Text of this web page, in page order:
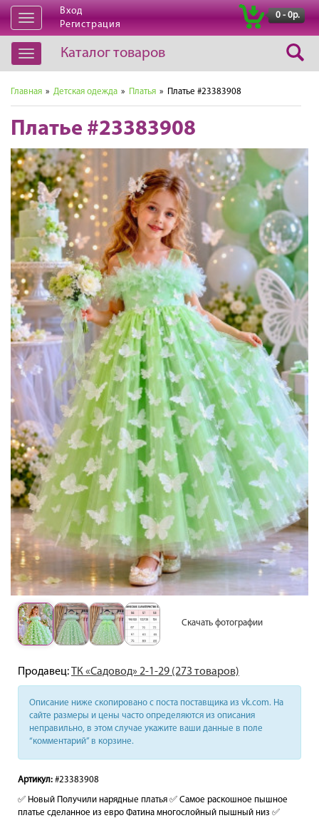
Открыть
навигацию
Вход
Регистрация
0 - 0р.
Открыть
навигацию
Каталог товаров
Главная » Детская одежда » Платья » Платье #23383908
Платье #23383908
Скачать фотографии
Продавец:ТК «Садовод» 2-1-29 (273 товаров)
Описание ниже скопировано с поста поставщика из vk.com. На
сайте размеры и цены часто определяются из описания
неправильно, в этом случае укажите ваши данные в поле
“комментарий” в корзине.
Артикул: #23383908
✅ Новый Получили нарядные платья ✅ Самое раскошное пышное
платье сделанное из евро Фатина многослойный пышный низ ✅